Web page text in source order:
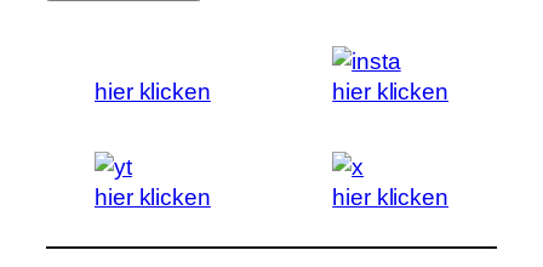
hier klicken hier klicken
hier klicken hier klicken